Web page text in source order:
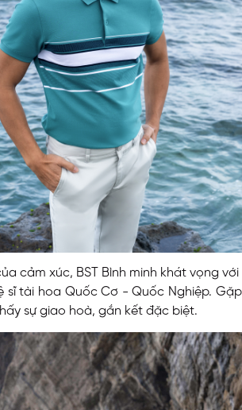
cảm xúc, BST Bình minh khát vọng
sĩ tài hoa Quốc Cơ - Quốc Nghiệp.
sự giao hoà, gắn kết đặc biệt.